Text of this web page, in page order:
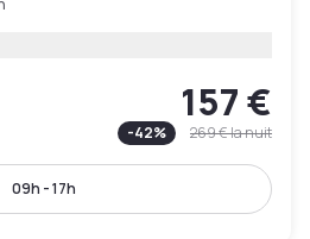
157 €
-42% 269 €la nuit
09h - 17h